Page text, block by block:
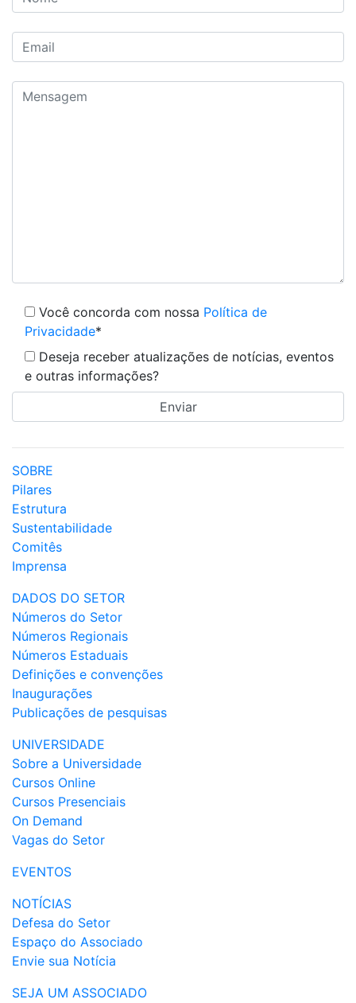
Você concorda com nossa Política de
Privacidade*
Deseja receber atualizações de notícias, eventos
e outras informações?
SOBRE
Pilares
Estrutura
Sustentabilidade
Comitês
Imprensa
DADOS DO SETOR
Números do Setor
Números Regionais
Números Estaduais
Definições e convenções
Inaugurações
Publicações de pesquisas
UNIVERSIDADE
Sobre a Universidade
Cursos Online
Cursos Presenciais
On Demand
Vagas do Setor
EVENTOS
NOTÍCIAS
Defesa do Setor
Espaço do Associado
Envie sua Notícia
SEJA UM ASSOCIADO